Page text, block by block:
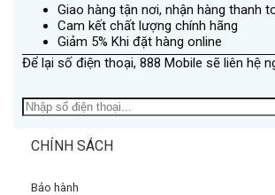
Giao hàng tận nơi, nhận hàng thanh
Cam kết chất lượng chính hãng
Giảm 5% Khi đặt hàng online
Để lại số điện thoại, 888 Mobile sẽ liên hệ
CHÍNH SÁCH
Bảo hành